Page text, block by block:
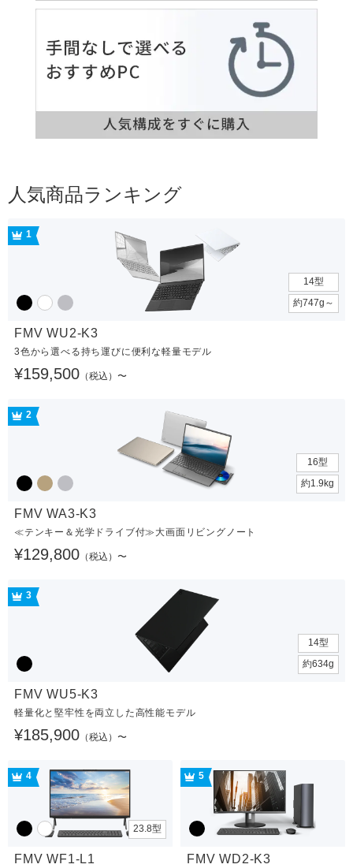
人気商品ランキング
1
14型
約747g～
FMV WU2-K3
3色から選べる持ち運びに便利な軽量モデル
¥159,500 （税込）〜
2
16型
約1.9kg
FMV WA3-K3
≪テンキー＆光学ドライブ付≫大画面リビングノート
¥129,800 （税込）〜
3
14型
約634g
FMV WU5-K3
軽量化と堅牢性を両立した高性能モデル
¥185,900 （税込）〜
4
23.8型
FMV WF1-L1
5
FMV WD2-K3